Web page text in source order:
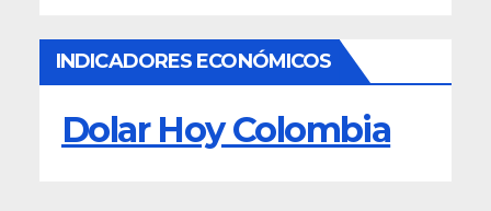
INDICADORES ECONÓMICOS
Dolar Hoy Colombia